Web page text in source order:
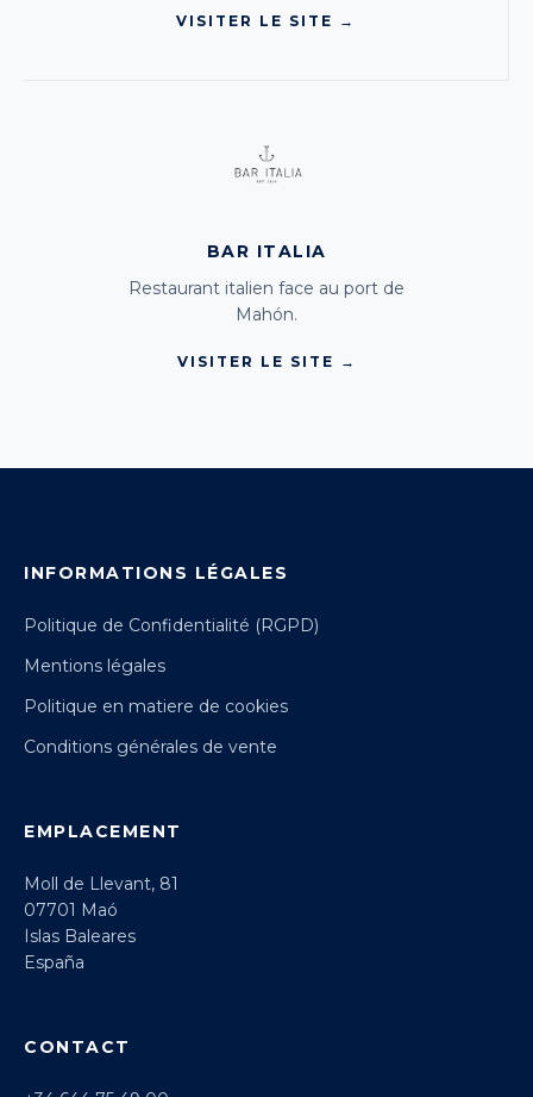
VISITER LE SITE →
BAR ITALIA
Restaurant italien face au port de
Mahón.
VISITER LE SITE →
INFORMATIONS LÉGALES
Politique de Confidentialité (RGPD)
Mentions légales
Politique en matiere de cookies
Conditions générales de vente
EMPLACEMENT
Moll de Llevant, 81
07701 Maó
Islas Baleares
España
CONTACT